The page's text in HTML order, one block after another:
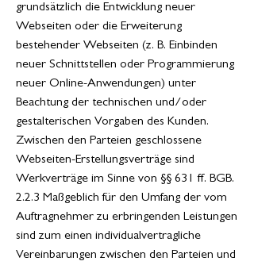
grundsätzlich die Entwicklung neuer
Webseiten oder die Erweiterung
bestehender Webseiten (z. B. Einbinden
neuer Schnittstellen oder Programmierung
neuer Online-Anwendungen) unter
Beachtung der technischen und/oder
gestalterischen Vorgaben des Kunden.
Zwischen den Parteien geschlossene
Webseiten-Erstellungsverträge sind
Werkverträge im Sinne von §§ 631 ff. BGB.
2.2.3 Maßgeblich für den Umfang der vom
Auftragnehmer zu erbringenden Leistungen
sind zum einen individualvertragliche
Vereinbarungen zwischen den Parteien und